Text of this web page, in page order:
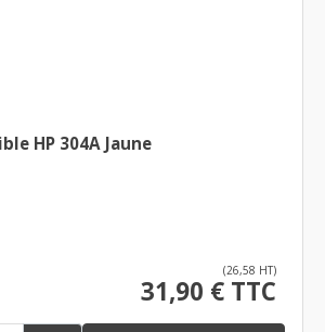
HP 304A Jaune
(26,58 HT)
31,90 € TTC